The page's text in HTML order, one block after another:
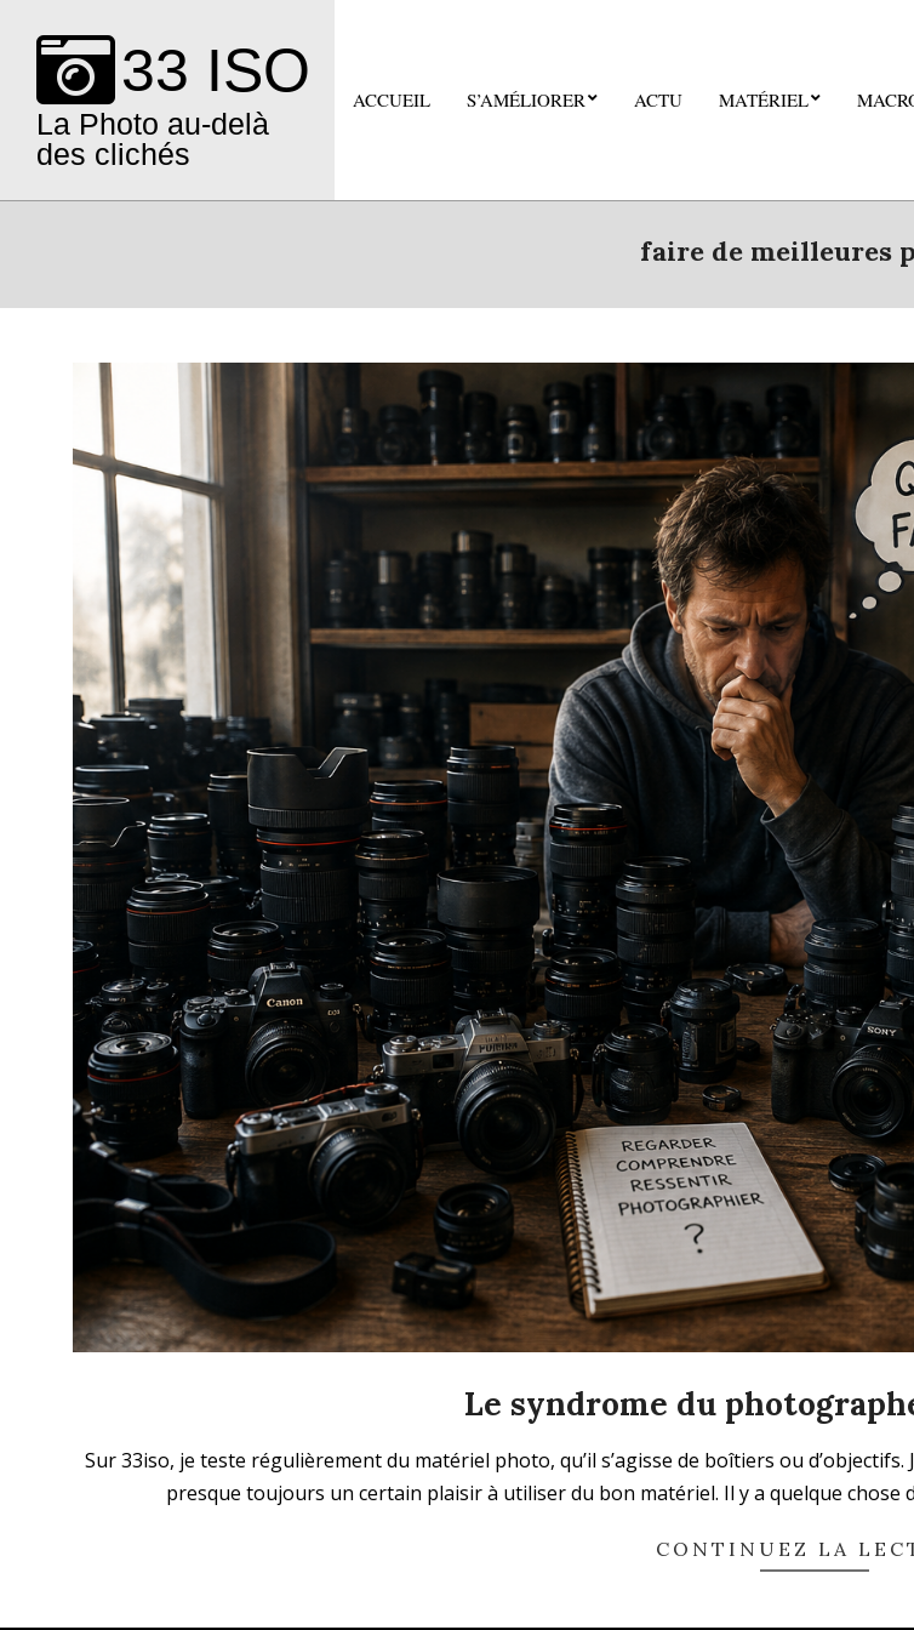
content
33 ISO
La Photo au-delà
des clichés
ACCUEIL S’AMÉLIORER ACTU MATÉRIEL
faire de meilleures
Le syndrome du
05-
Sur 33iso, je teste régulièrement du matériel photo, qu’il s’agisse de boîtiers ou
presque toujours un certain plaisir à utiliser du bon matériel. Il y a quelque
CONTINUEZ LA